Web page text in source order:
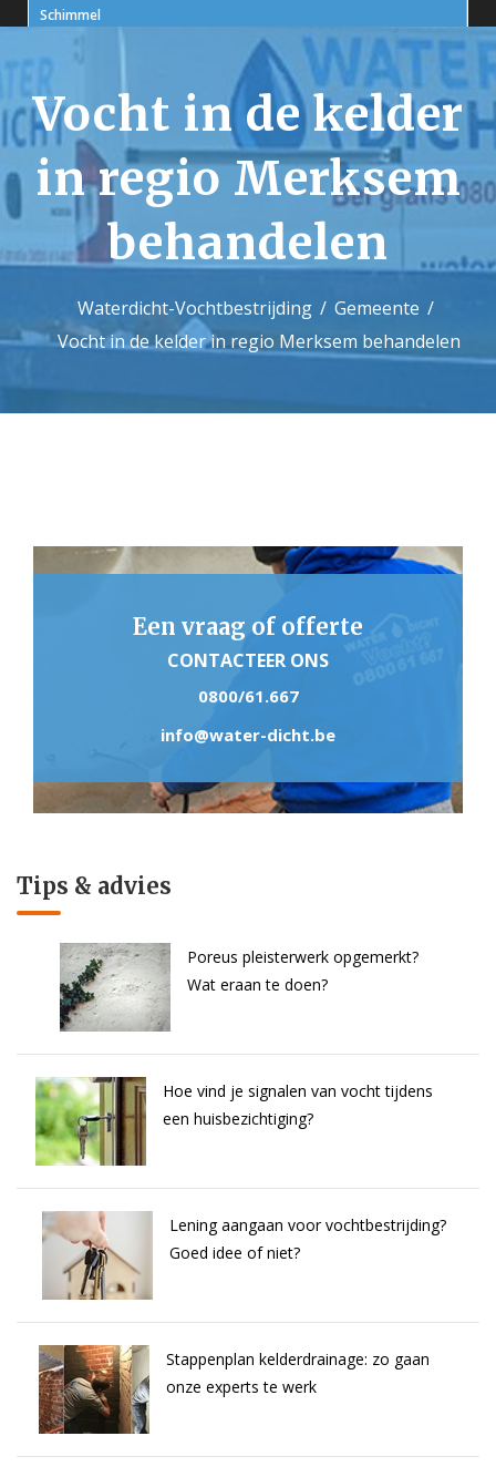
Schimmel
Contact
Vocht in de kelder
in regio Merksem
behandelen
Waterdicht-Vochtbestrijding
Gemeente
Vocht in de kelder in regio Merksem behandelen
Een vraag of offerte
CONTACTEER ONS
0800/61.667
info@water-dicht.be
Tips & advies
Poreus pleisterwerk opgemerkt?
Wat eraan te doen?
Hoe vind je signalen van vocht tijdens
een huisbezichtiging?
Lening aangaan voor vochtbestrijding?
Goed idee of niet?
Stappenplan kelderdrainage: zo gaan
onze experts te werk